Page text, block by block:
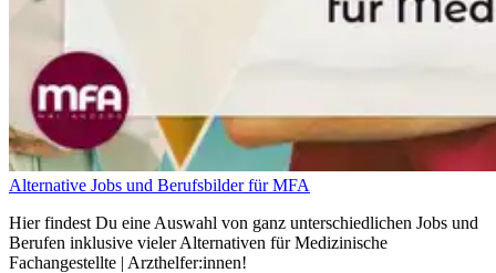
Alternative Jobs und Berufsbilder für MFA
Hier findest Du eine Auswahl von ganz unterschiedlichen Jobs und
Berufen inklusive vieler Alternativen für Medizinische
Fachangestellte | Arzthelfer:innen!